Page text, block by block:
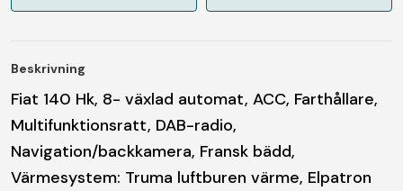
Beskrivning
Fiat 140 Hk, 8- växlad automat, ACC, Farthållare,
Multifunktionsratt, DAB-radio,
Navigation/backkamera, Fransk bädd,
Värmesystem: Truma luftburen värme, Elpatron